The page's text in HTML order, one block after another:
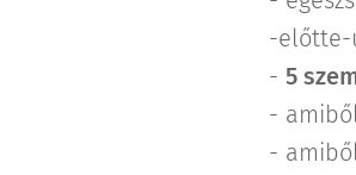
-előtte-
- 5
-
-